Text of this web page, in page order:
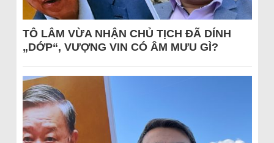
TÔ LÂM VỪA NHẬN CHỦ TỊCH ĐÃ DÍNH
„DỚP“, VƯỢNG VIN CÓ ÂM MƯU GÌ?